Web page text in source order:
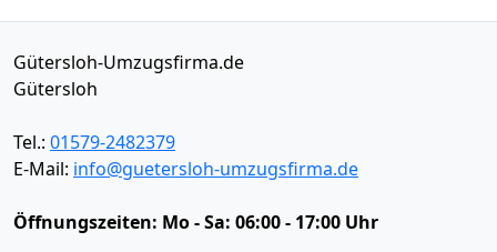
Gütersloh-Umzugsfirma.de
Gütersloh
Tel.: 01579-2482379
E-Mail: info@guetersloh-umzugsfirma.de
Öffnungszeiten: Mo - Sa: 06:00 - 17:00 Uhr